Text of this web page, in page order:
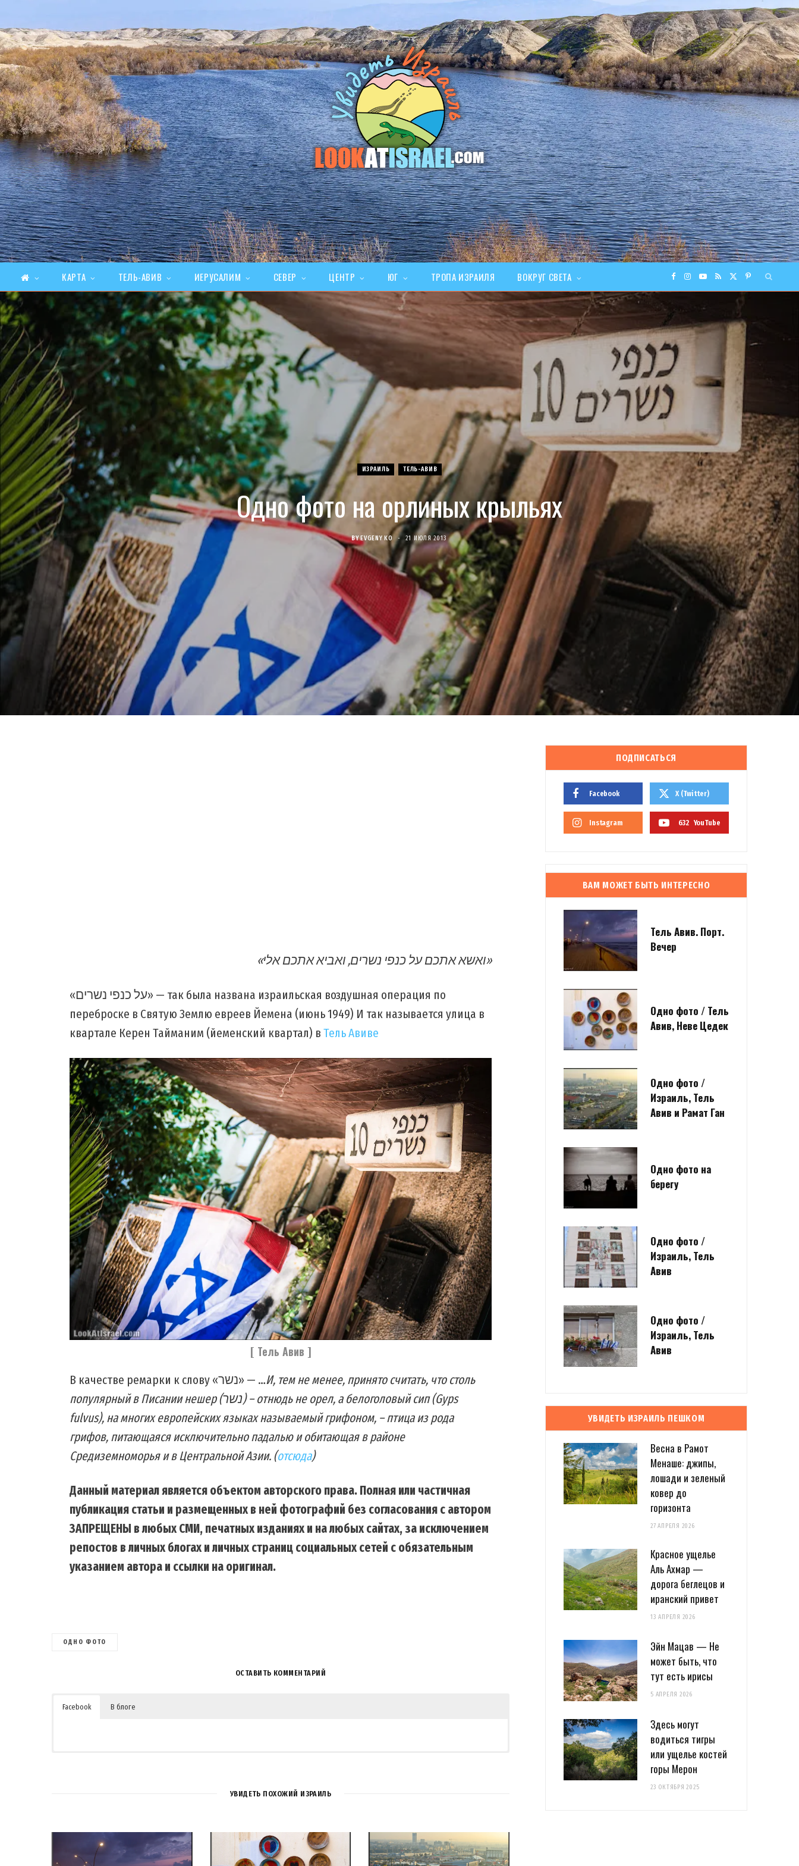
F
c
e
o
k
I
s
r
a
m
Y
u
u
e
R
T
t
e
r
)
P
r
e
s
t
КАРТА ТЕЛЬ-АВИВ ИЕРУСАЛИМ СЕВЕР ЦЕНТР ЮГ ТРОПА ИЗРАИЛЯ ВОКРУГ СВЕТА
ИЗРАИЛЬ ТЕЛЬ-АВИВ
Одно фото на орлиных крыльях
BY EVGENY KO 21 ИЮЛЯ 2013
«ואשא אתכם על כנפי נשרים, ואביא אתכם אלי»
«על כנפי נשרים» — так была названа израильская воздушная операция по
переброске в Святую Землю евреев Йемена (июнь 1949) И так называется улица в
квартале Керен Тайманим (йеменский квартал) вТель Авиве
[ Тель Авив ]
В качестве ремарки к слову «נשר» — …И, тем не менее, принято считать, что столь
популярный в Писании нешер (נשר) – отнюдь не орел, а белоголовый сип (Gyps
fulvus), на многих европейских языках называемый грифоном, – птица из рода
грифов, питающаяся исключительно падалью и обитающая в районе
Средиземноморья и в Центральной Азии. (отсюда)
Данный материал является объектом авторского права. Полная или частичная
публикация статьи и размещенных в ней фотографий без согласования с автором
ЗАПРЕЩЕНЫ в любых СМИ, печатных изданиях и на любых сайтах, за исключением
репостов в личных блогах и личных страниц социальных сетей с обязательным
указанием автора и ссылки на оригинал.
ОДНО ФОТО
ОСТАВИТЬ КОММЕНТАРИЙ
Facebook В блоге
1COMMENT
УВИДЕТЬ ПОХОЖИЙ ИЗРАИЛЬ
ПОДПИСАТЬСЯ
Facebook X (Twitter)
Instagram 632 YouTube
ВАМ МОЖЕТ БЫТЬ ИНТЕРЕСНО
Тель Авив. Порт.
Вечер
Одно фото / Тель
Авив, Неве Цедек
Одно фото /
Израиль, Тель
Авив и Рамат Ган
Одно фото на
берегу
Одно фото /
Израиль, Тель
Авив
Одно фото /
Израиль, Тель
Авив
УВИДЕТЬ ИЗРАИЛЬ ПЕШКОМ
Весна в Рамот
Менаше: джипы,
лошади и зеленый
ковер до
горизонта
27 АПРЕЛЯ 2026
Красное ущелье
Аль Ахмар —
дорога беглецов и
иранский привет
13 АПРЕЛЯ 2026
Эйн Мацав — Не
может быть, что
тут есть ирисы
5 АПРЕЛЯ 2026
Здесь могут
водиться тигры
или ущелье костей
горы Мерон
23 ОКТЯБРЯ 2025